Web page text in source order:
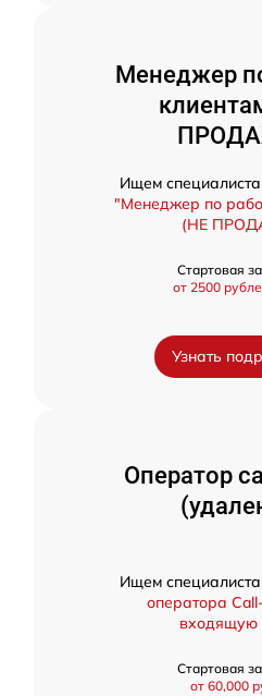
Менеджер
Ищем
"Менеджер по
(НЕ
Стартовая
от 2500
Узнать
Оператор
Ищем
оператора
входящую
Стартовая
от 60,000